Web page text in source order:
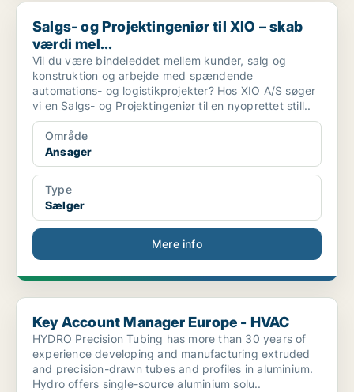
Salgs- og Projektingeniør til XIO – skab værdi mel...
Salgs- og Projektingeniør til XIO – skab
værdi mel...
Vil du være bindeleddet mellem kunder, salg og
konstruktion og arbejde med spændende
automations- og logistikprojekter? Hos XIO A/S søger
vi en Salgs- og Projektingeniør til en nyoprettet still..
Område
Ansager
Type
Sælger
Mere info
Key Account Manager Europe - HVAC
Key Account Manager Europe - HVAC
HYDRO Precision Tubing has more than 30 years of
experience developing and manufacturing extruded
and precision-drawn tubes and profiles in aluminium.
Hydro offers single-source aluminium solu..